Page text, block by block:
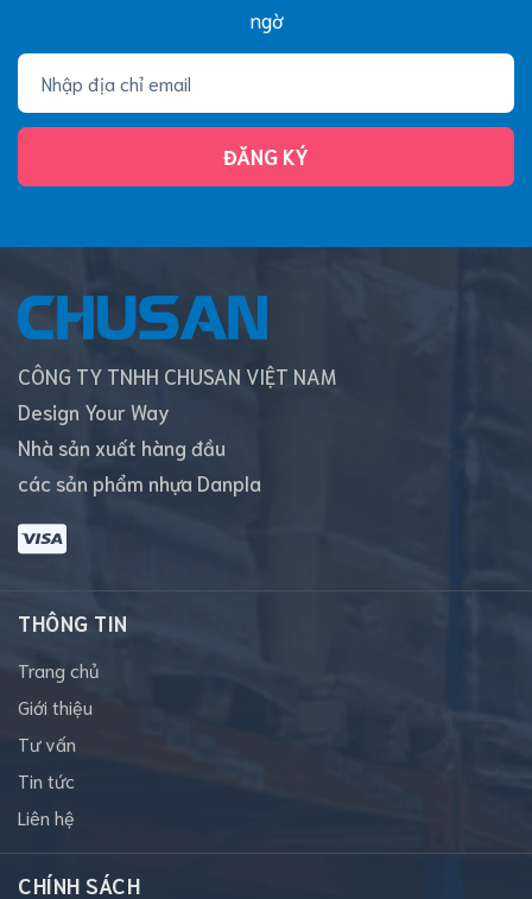
ngờ
ĐĂNG KÝ
CÔNG TY TNHH CHUSAN VIỆT NAM
Design Your Way
Nhà sản xuất hàng đầu
các sản phẩm nhựa Danpla
THÔNG TIN
Trang chủ
Giới thiệu
Tư vấn
Tin tức
Liên hệ
CHÍNH SÁCH